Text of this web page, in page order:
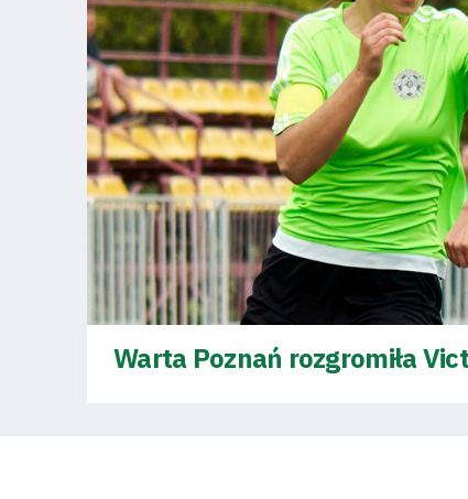
#WARTOpobrać
Prowizja
pośredników
transakcyjnych
Warta Poznań rozgromiła